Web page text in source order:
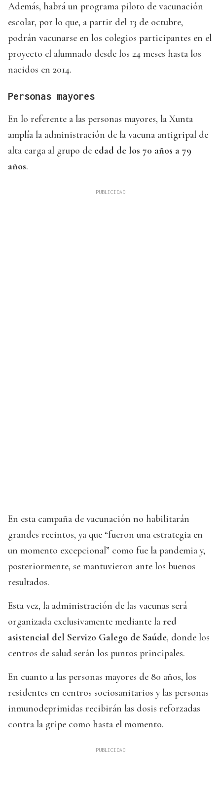
Además, habrá un programa piloto de vacunación
escolar, por lo que, a partir del 13 de octubre,
podrán vacunarse en los colegios participantes en el
proyecto el alumnado desde los 24 meses hasta los
nacidos en 2014.
Personas mayores
En lo referente a las personas mayores, la Xunta
amplía la administración de la vacuna antigripal de
alta carga al grupo de edad de los 70 años a 79
años.
En esta campaña de vacunación no habilitarán
grandes recintos, ya que “fueron una estrategia en
un momento excepcional” como fue la pandemia y,
posteriormente, se mantuvieron ante los buenos
resultados.
Esta vez, la administración de las vacunas será
organizada exclusivamente mediante la red
asistencial del Servizo Galego de Saúde, donde los
centros de salud serán los puntos principales.
En cuanto a las personas mayores de 80 años, los
residentes en centros sociosanitarios y las personas
inmunodeprimidas recibirán las dosis reforzadas
contra la gripe como hasta el momento.